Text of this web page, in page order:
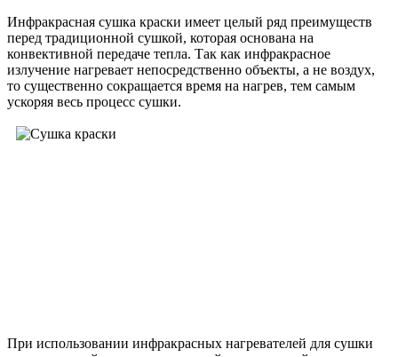
Инфракрасная сушка краски имеет целый ряд преимуществ
перед традиционной сушкой, которая основана на
конвективной передаче тепла. Так как инфракрасное
излучение нагревает непосредственно объекты, а не воздух,
то существенно сокращается время на нагрев, тем самым
ускоряя весь процесс сушки.
При использовании инфракрасных нагревателей для сушки